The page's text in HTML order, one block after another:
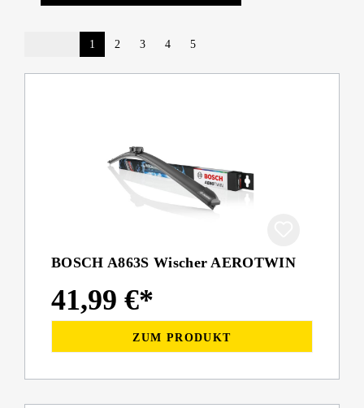
1 2 3 4 5
BOSCH A863S Wischer AEROTWIN
41,99 €*
ZUM PRODUKT